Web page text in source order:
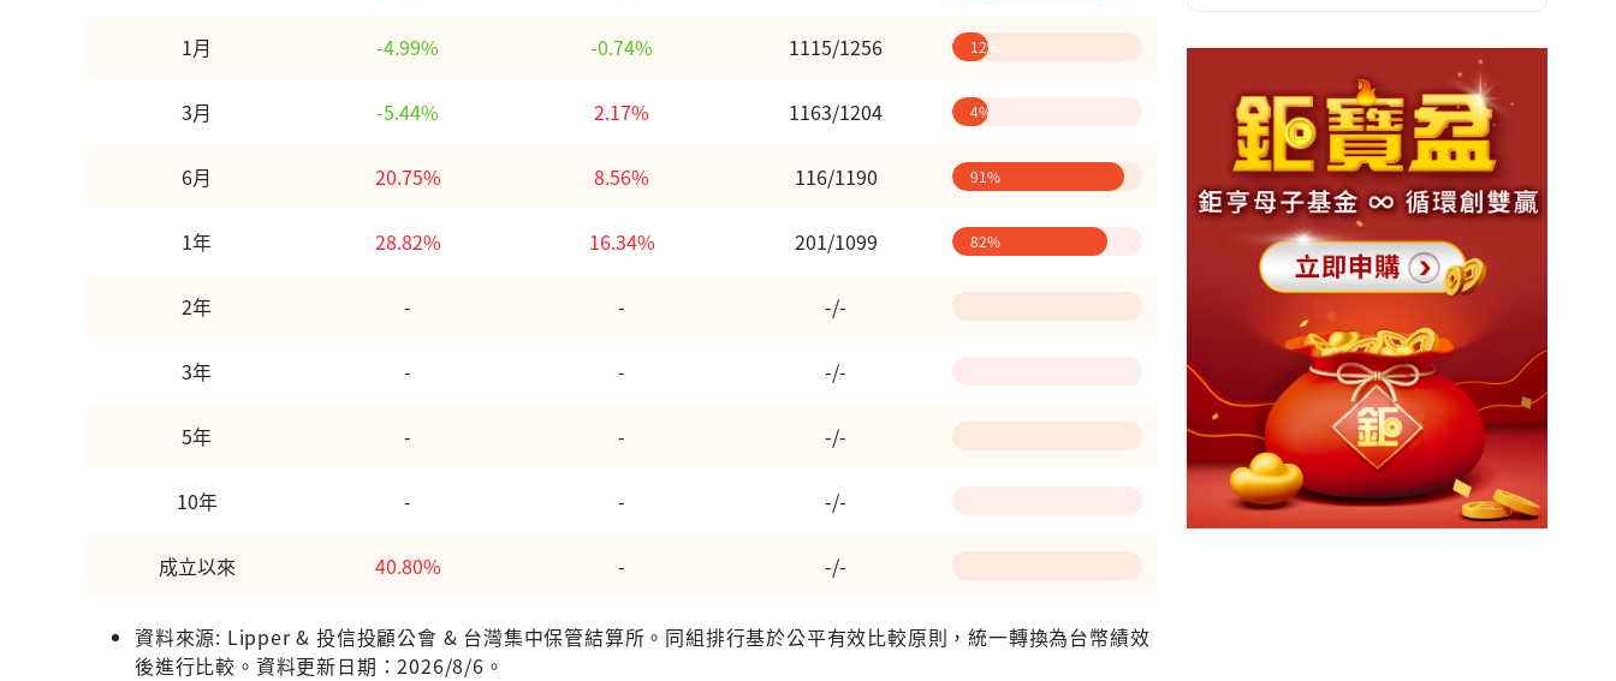
—
1月 -4.99% -0.74% 1115/1256 12%
3月 -5.44% 2.17% 1163/1204 4%
6月 20.75% 8.56% 116/1190 91%
1年 28.82% 16.34% 201/1099 82%
2年 - - -/-
3年 - - -/-
5年 - - -/-
10年 - - -/-
成立以來 40.80% - -/-
資料來源: Lipper & 投信投顧公會 & 台灣集中保管結算所。同組排行基於公平有效比較原則，統一轉換為台幣績效
後進行比較。資料更新日期：2026/8/6。